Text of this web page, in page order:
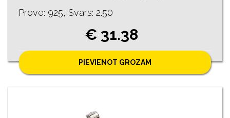
Prove: 925, Svars: 2.50
€ 31.38
PIEVIENOT GROZAM